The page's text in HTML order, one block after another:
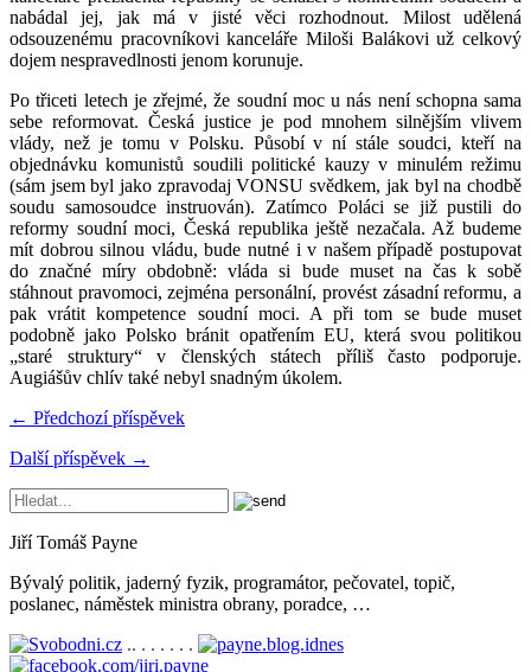
nabádal jej, jak má v jisté věci rozhodnout. Milost udělená
odsouzenému pracovníkovi kanceláře Miloši Balákovi už celkový
dojem nespravedlnosti jenom korunuje.
Po třiceti letech je zřejmé, že soudní moc u nás není schopna sama
sebe reformovat. Česká justice je pod mnohem silnějším vlivem
vlády, než je tomu v Polsku. Působí v ní stále soudci, kteří na
objednávku komunistů soudili politické kauzy v minulém režimu
(sám jsem byl jako zpravodaj VONSU svědkem, jak byl na chodbě
soudu samosoudce instruován). Zatímco Poláci se již pustili do
reformy soudní moci, Česká republika ještě nezačala. Až budeme
mít dobrou silnou vládu, bude nutné i v našem případě postupovat
do značné míry obdobně: vláda si bude muset na čas k sobě
stáhnout pravomoci, zejména personální, provést zásadní reformu, a
pak vrátit kompetence soudní moci. A při tom se bude muset
podobně jako Polsko bránit opatřením EU, která svou politikou
„staré struktury“ v členských státech příliš často podporuje.
Augiášův chlív také nebyl snadným úkolem.
← Předchozí příspěvek
Další příspěvek →
Jiří Tomáš Payne
Bývalý politik, jaderný fyzik, programátor, pečovatel, topič,
poslanec, náměstek ministra obrany, poradce, …
.. . . . . . .